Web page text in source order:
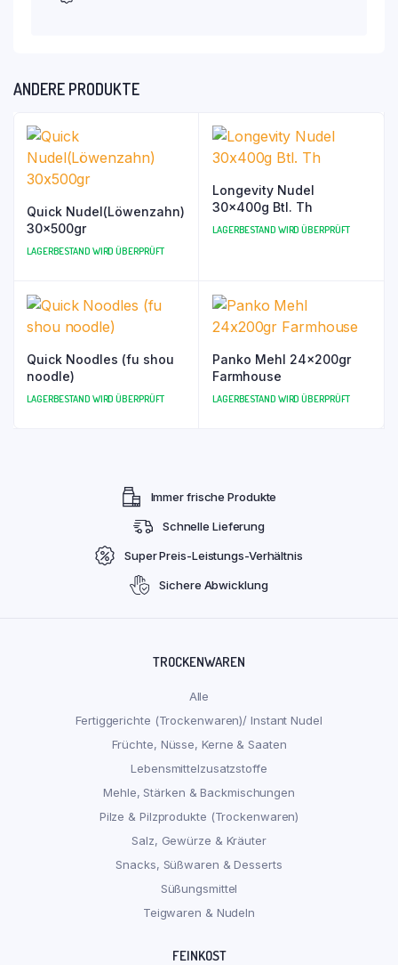
ANDERE PRODUKTE
Quick Nudel(Löwenzahn)
30x500gr
LAGERBESTAND WIRD ÜBERPRÜFT
Longevity Nudel
30x400g Btl. Th
LAGERBESTAND WIRD ÜBERPRÜFT
Quick Noodles (fu shou
noodle)
LAGERBESTAND WIRD ÜBERPRÜFT
Panko Mehl 24x200gr
Farmhouse
LAGERBESTAND WIRD ÜBERPRÜFT
Immer frische Produkte
Schnelle Lieferung
Super Preis-Leistungs-Verhältnis
Sichere Abwicklung
TROCKENWAREN
Alle
Fertiggerichte (Trockenwaren)/ Instant Nudel
Früchte, Nüsse, Kerne & Saaten
Lebensmittelzusatzstoffe
Mehle, Stärken & Backmischungen
Pilze & Pilzprodukte (Trockenwaren)
Salz, Gewürze & Kräuter
Snacks, Süßwaren & Desserts
Süßungsmittel
Teigwaren & Nudeln
FEINKOST